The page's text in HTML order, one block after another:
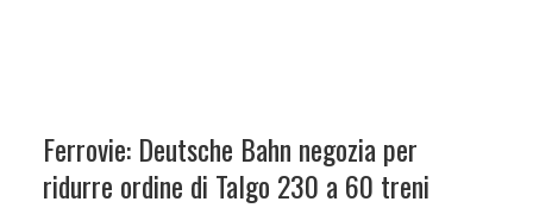
Ferrovie: Deutsche Bahn negozia per
ridurre ordine di Talgo 230 a 60 treni